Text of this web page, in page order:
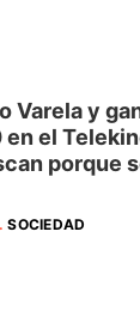
Varela y
el
porque
SOCIEDAD